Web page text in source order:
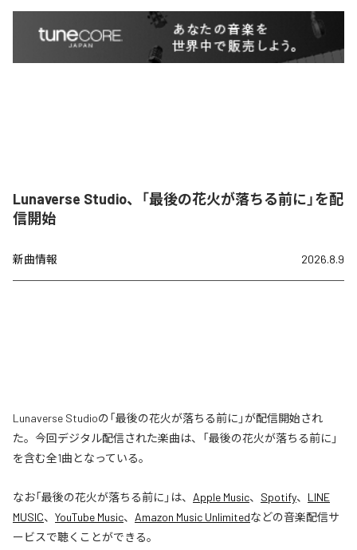
Lunaverse Studio、「最後の花火が落ちる前に」を配
信開始
新曲情報 2026.8.9
Lunaverse Studioの「最後の花火が落ちる前に」が配信開始され
た。今回デジタル配信された楽曲は、「最後の花火が落ちる前に」
を含む全1曲となっている。
なお「最後の花火が落ちる前に 」は、 Apple Music、 Spotify、 LINE
MUSIC、 YouTube Music、 Amazon Music Unlimitedなどの音楽配信サ
ービスで聴くことができる。